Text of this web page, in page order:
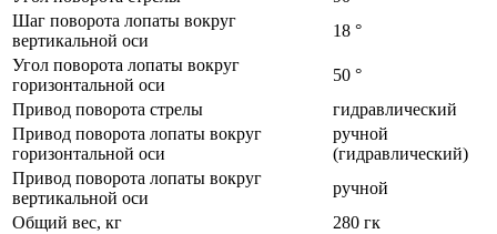
Шаг поворота лопаты вокруг
вертикальной оси
18 °
Угол поворота лопаты вокруг
горизонтальной оси
50 °
Привод поворота стрелы
гидравлический
Привод поворота лопаты вокруг
горизонтальной оси
ручной
(гидравлический)
Привод поворота лопаты вокруг
вертикальной оси
ручной
Общий вес, кг
280 гк